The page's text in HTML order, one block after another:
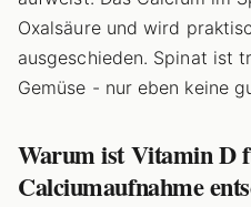
Oxalsäure und wird
ausgeschieden. Spinat ist
Gemüse - nur eben keine
Warum ist Vitamin D
Calciumaufnahme